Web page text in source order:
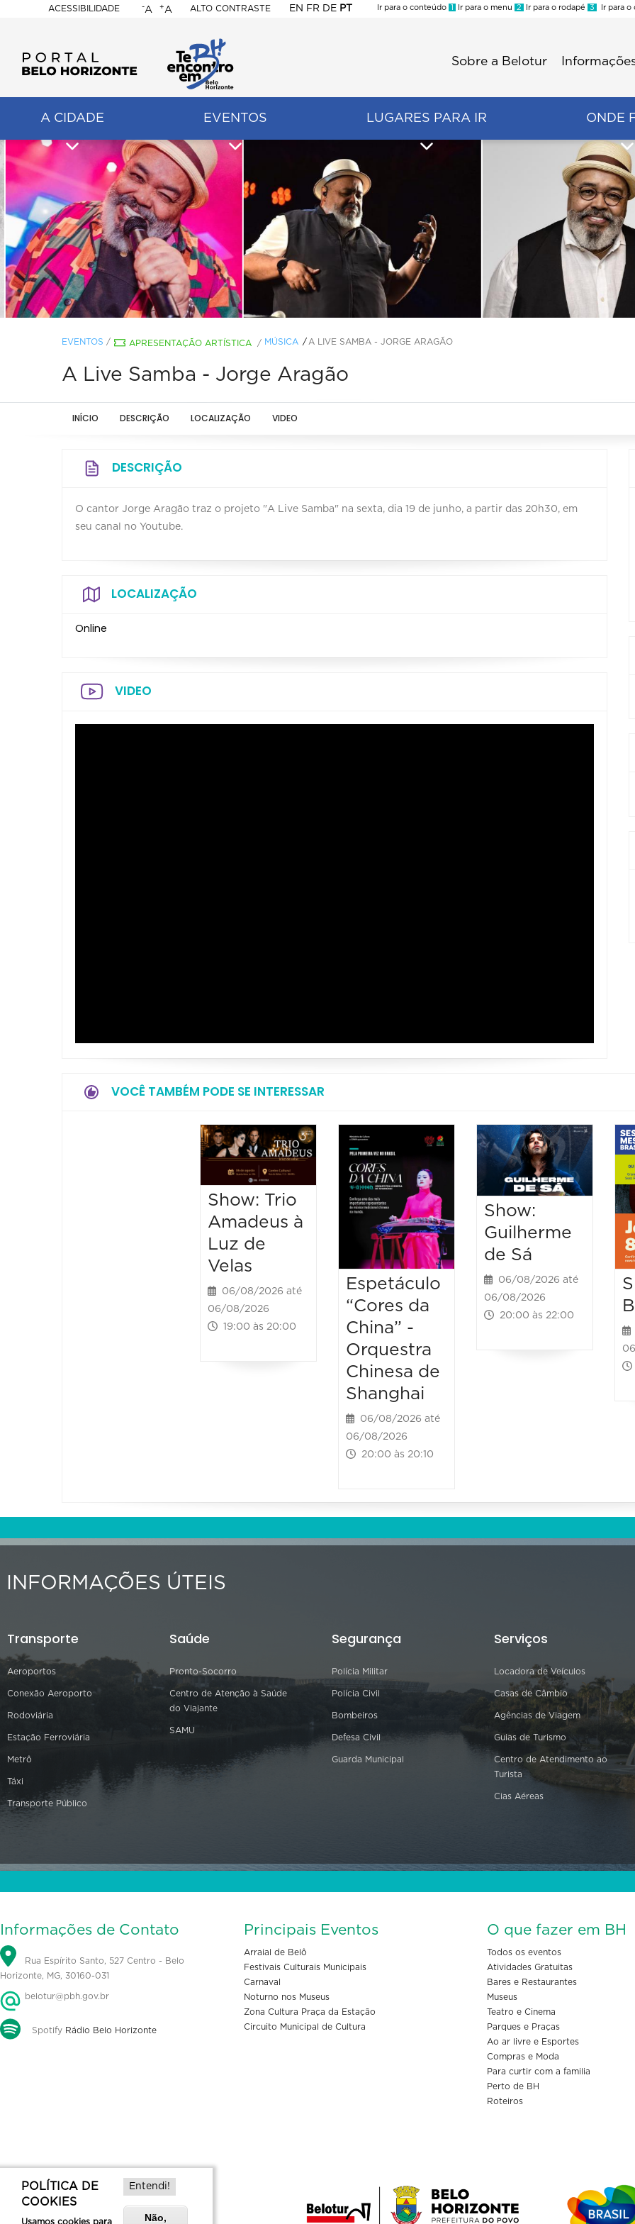
ACESSIBILIDADE
BELO
HORIZONTE
-A +A ALTO CONTRASTE EN FR DE PT
Ir para o conteúdo 1 Ir para o menu 2 Ir para o rodapé 3 Ir para o
Sobre a Belotur
A CIDADE EVENTOS LUGARES PARA IR ONDE
EVENTOS / APRESENTAÇÃO ARTÍSTICA / MÚSICA A LIVE SAMBA - JORGE ARAGÃO
A Live Samba - Jorge Aragão
INÍCIO DESCRIÇÃO LOCALIZAÇÃO VIDEO
DESCRIÇÃO
O cantor Jorge Aragão traz o projeto "A Live Samba" na sexta, dia 19 de junho, a partir das 20h30, em
seu canal no Youtube.
LOCALIZAÇÃO
Online
VIDEO
VOCÊ TAMBÉM PODE SE INTERESSAR
Show: Trio
Amadeus à
Luz de
Velas
06/08/2026 até
06/08/2026
19:00 às 20:00
Espetáculo
“Cores da
China” -
Orquestra
Chinesa de
Shanghai
06/08/2026 até
06/08/2026
20:00 às 20:10
Show:
Guilherme
de Sá
06/08/2026 até
06/08/2026
20:00 às 22:00
INFORMAÇÕES ÚTEIS
Transporte
Aeroportos
Conexão Aeroporto
Rodoviária
Estação Ferroviária
Metrô
Táxi
Transporte Público
Saúde
Pronto-Socorro
Centro de Atenção à Saúde
do Viajante
SAMU
Segurança
Polícia Militar
Polícia Civil
Bombeiros
Defesa Civil
Guarda Municipal
Serviços
Locadora de Veículos
Casas de Câmbio
Agências de Viagem
Guias de Turismo
Centro de Atendimento ao
Turista
Cias Aéreas
Informações de Contato
Rua Espírito Santo, 527 Centro - Belo
Horizonte, MG, 30160-031
belotur@pbh.gov.br
Spotify Rádio Belo Horizonte
Principais Eventos
Arraial de Belô
Festivais Culturais Municipais
Carnaval
Noturno nos Museus
Zona Cultura Praça da Estação
Circuito Municipal de Cultura
O que fazer em BH
Todos os eventos
Atividades Gratuitas
Bares e Restaurantes
Museus
Teatro e Cinema
Parques e Praças
Ao ar livre e Esportes
Compras e Moda
Para curtir com a familia
Perto de BH
Roteiros
POLÍTICA DE
COOKIES
Usamos cookies para
Entendi!
Não,